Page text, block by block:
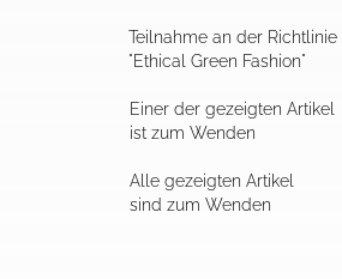
Teilnahme an der Richtlinie
"Ethical Green Fashion"
Einer der gezeigten Artikel
ist zum Wenden
Alle gezeigten Artikel
sind zum Wenden